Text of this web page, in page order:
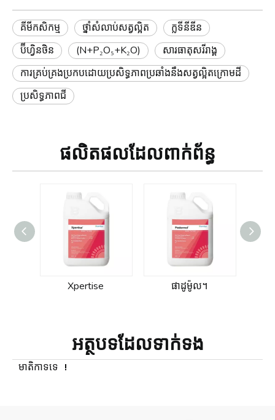
គីមីកសិកម្ម ថ្នាំសំលាប់សត្វល្អិត
ក្លទីនីឌីន
ប៊ីហ្វិនថិន
(N+P₂O₅+K₂O)
សារធាតុសរីរាង្គ
ការគ្រប់គ្រងប្រកបដោយប្រសិទ្ធភាពប្រឆាំងនឹងសត្វល្អិតក្រោមដី
ប្រសិទ្ធភាពជី
ផលិតផលដែលពាក់ព័ន្ធ
Xpertise ផាដូម៉ូល។
អត្ថបទ​ដែល​ទាក់ទង
មាតិកាទទេ ！